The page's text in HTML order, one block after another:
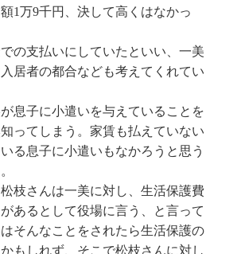
1万9千円、決して高くはなかっ
の支払いにしていたといい、一美
居者の都合なども考えてくれてい
息子に小遣いを与えていることを
ってしまう。家賃も払えていない
る息子に小遣いもなかろうと思う
枝さんは一美に対し、生活保護費
あるとして役場に言う、と言って
そんなことをされたら生活保護の
もしれず、そこで松枝さんに対し